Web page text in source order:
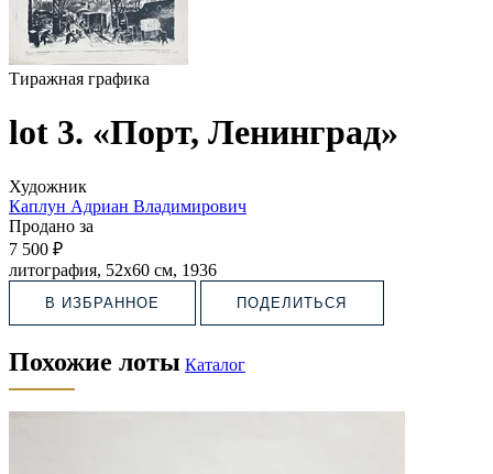
Тиражная графика
lot 3. «Порт, Ленинград»
Художник
Каплун Адриан Владимирович
Продано за
7 500 ₽
литография, 52х60 см, 1936
В ИЗБРАННОЕ ПОДЕЛИТЬСЯ
Похожие лоты Каталог